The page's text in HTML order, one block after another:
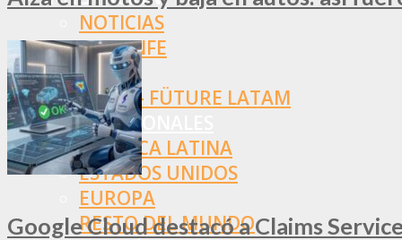
NOTICIAS
LA CONFE
ITC
INESE – FÜTURE LATAM
INTERNACIONALES
AMÉRICA LATINA
ESTADOS UNIDOS
EUROPA
RESTO DEL MUNDO
Google Cloud destacó a Claims